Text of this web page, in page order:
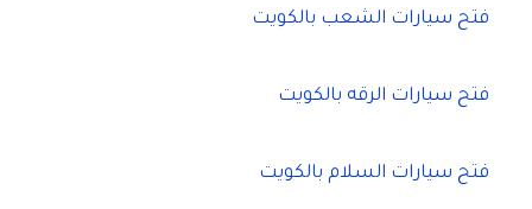
فتح سيارات الشعب بالكويت
فتح سيارات الرقه بالكويت
فتح سيارات السلام بالكويت